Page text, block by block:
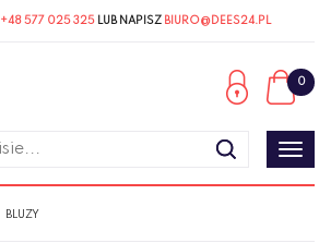
+48 577 025 325LUB NAPISZ BIURO@DEES24.PL
0
BLUZY